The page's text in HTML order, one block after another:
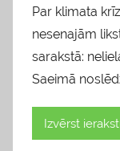
Par klimata
nesenajām
sarakstā:
Saeimā
Izvērst